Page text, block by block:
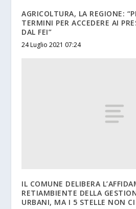
AGRICOLTURA, LA REGIONE:
TERMINI PER ACCEDERE AI
DAL FEI”
24 Luglio 2021 07:24
IL COMUNE DELIBERA
RETIAMBIENTE DELLA
URBANI, MA I 5 STELLE NON